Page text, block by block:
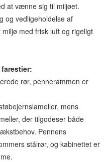
at vænne sig til miljøet.
og vedligeholdelse af
med frisk luft og rigeligt
rør, pennerammen er
mens
der tilgodeser både
Pennens
stålrør, og kabinettet er